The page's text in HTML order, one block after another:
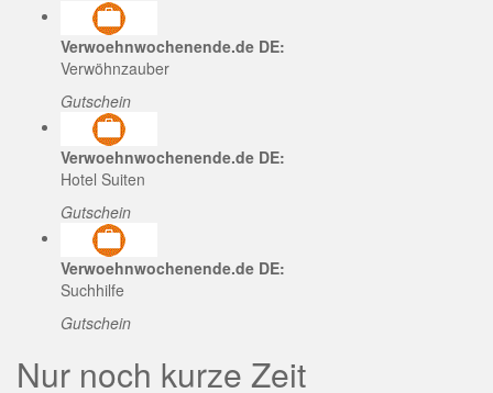
Verwoehnwochenende.de DE:
Verwöhnzauber
Gutschein
Verwoehnwochenende.de DE:
Hotel Suiten
Gutschein
Verwoehnwochenende.de DE:
Suchhilfe
Gutschein
Nur noch kurze Zeit